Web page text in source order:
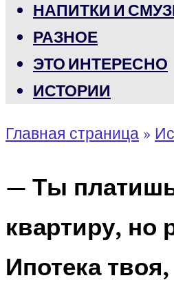
НАПИТКИ И
РАЗНОЕ
ЭТО ИНТЕРЕСНО
ИСТОРИИ
Главная страница »
— Ты
квартиру, но
Ипотека